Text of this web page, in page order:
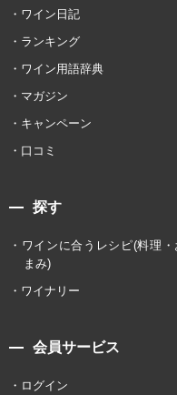
ワイン日記
ランキング
ワイン用語辞典
マガジン
キャンペーン
口コミ
探す
ワインに合うレシピ(料理・
まみ)
ワイナリー
会員サービス
ログイン